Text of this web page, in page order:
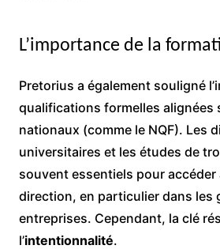
L’importance de la
Pretorius a également souligné
qualifications formelles alignées
nationaux (comme le NQF). Les
universitaires et les études de
souvent essentiels pour accéder
direction, en particulier dans les
entreprises. Cependant, la clé
l’intentionnalité.